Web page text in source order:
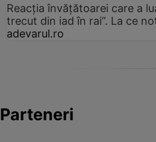
Reacția învățătoarei care a
trecut din iad în rai”. La ce
adevarul.ro
Parteneri